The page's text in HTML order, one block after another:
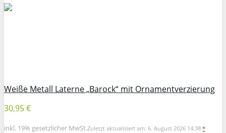
Weiße Metall Laterne „Barock“ mit Ornamentverzierung
30,95 €
inkl. 19% gesetzlicher MwSt.Zuletzt aktualisiert am: 6. August 2026 14:38 *